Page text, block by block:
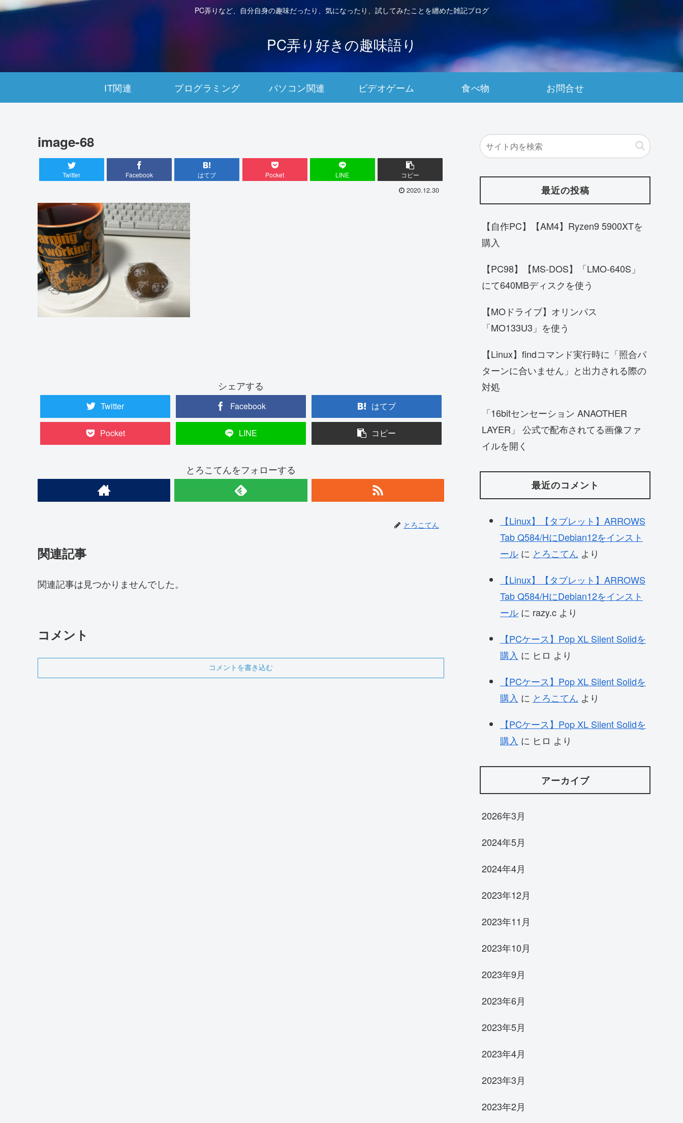
PC弄りなど、自分自身の趣味だったり、気になったり、試してみたことを纏めた雑記ブログ
PC弄り好きの趣味語り
IT関連 プログラミング パソコン関連 ビデオゲーム 食べ物 お問合せ
image-68
Twitter Facebook はてブ Pocket LINE コピー
2020.12.30
シェアする
Twitter Facebook はてブ
Pocket LINE コピー
とろこてんをフォローする
とろこてん
関連記事
関連記事は見つかりませんでした。
コメント
コメントを書き込む
最近の投稿
【自作PC】【AM4】Ryzen9 5900XTを
購入
【PC98】【MS-DOS】「LMO-640S」
にて640MBディスクを使う
【MOドライブ】オリンパス
「MO133U3」を使う
【Linux】findコマンド実行時に「照合パ
ターンに合いません」と出力される際の
対処
「16bitセンセーション ANAOTHER
LAYER」 公式で配布されてる画像ファ
イルを開く
最近のコメント
【Linux】【タブレット】ARROWS
Tab Q584/HにDebian12をインスト
ール に とろこてん より
【Linux】【タブレット】ARROWS
Tab Q584/HにDebian12をインスト
ール に razy.c より
【PCケース】Pop XL Silent Solidを
購入 に ヒロ より
【PCケース】Pop XL Silent Solidを
購入 に とろこてん より
【PCケース】Pop XL Silent Solidを
購入 に ヒロ より
アーカイブ
2026年3月
2024年5月
2024年4月
2023年12月
2023年11月
2023年10月
2023年9月
2023年6月
2023年5月
2023年4月
2023年3月
2023年2月